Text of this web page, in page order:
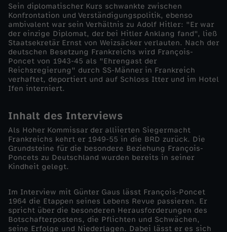
r
a
n
ç
i
s
P
Sein diplomatischer Kurs schwankte zwischen
Konfrontation und Verständigungspolitik, ebenso
ambivalent war sein Verhältnis zu Adolf Hitler: "Er war
der einzige Diplomat, der bei Hitler Anklang fand", ließ
Staatsekretär Ernst von Weizsäcker verlauten. Nach der
deutschen Besetzung Frankreichs wird François-
Poncet von 1943-45 als "Ehrengast der
Reichsregierung" durch SS-Männer in Frankreich
verhaftet, deportiert und auf Schloss Itter und im Hotel
Ifen interniert.
Inhalt des Interviews
Als Hoher Kommissar der alliierten Siegermacht
Frankreichs kehrt er 1949-55 in die BRD zurück. Die
Grundsteine für die besondere Beziehung François-
Poncets zu Deutschland wurden bereits in seiner
Kindheit gelegt.
Im Interview mit Günter Gaus lässt François-Poncet
1964 die Etappen seines Lebens Revue passieren. Er
spricht über die besonderen Herausforderungen des
Botschafterpostens, die Pflichten und Schwächen,
seine Erfolge und Niederlagen. Dabei lässt er es sich